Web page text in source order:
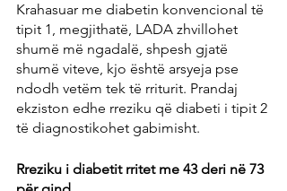
Krahasuar me diabetin konvencional të
tipit 1, megjithatë, LADA zhvillohet
shumë më ngadalë, shpesh gjatë
shumë viteve, kjo është arsyeja pse
ndodh vetëm tek të rriturit. Prandaj
ekziston edhe rreziku që diabeti i tipit 2
të diagnostikohet gabimisht.
Rreziku i diabetit rritet me 43 deri në 73